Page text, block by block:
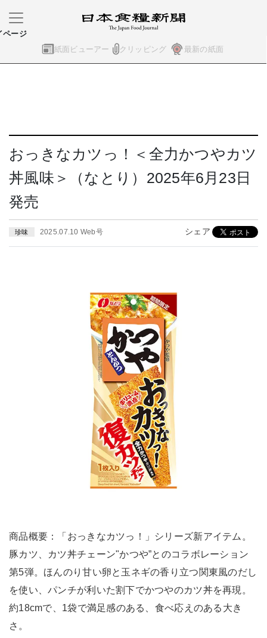
紙面ビューアー クリッピング 最新の紙面
ページ
おっきなカツっ！＜全力かつやカツ
丼風味＞（なとり）2025年6月23日
発売
珍味 2025.07.10 Web号 シェア
商品概要：「おっきなカツっ！」シリーズ新アイテム。
豚カツ、カツ丼チェーン"かつや”とのコラボレーション
第5弾。ほんのり甘い卵と玉ネギの香り立つ関東風のだし
を使い、パンチが利いた割下でかつやのカツ丼を再現。
約18cmで、1袋で満足感のある、食べ応えのある大き
さ。